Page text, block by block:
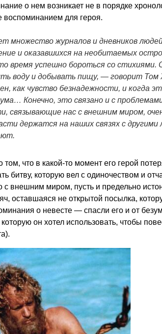
о нем возникает не в порядке
воспоминанием для героя.
множество журналов и дневников
и оказавшихся на необитаемых
время успешно бороться со стихиями.
воду и добывать пищу, — говорит
как чувство безнадежности, и когда
Конечно, это связано и с
связывающие нас с внешним миром,
держатся на наших связях с
том, что в какой-то момент его герой
битву, которую вел с одиночеством и
с внешним миром, пусть и предельно
оставшаяся не открытой посылка,
о невесте — спасли его и от
которую он хотел использовать, чтобы